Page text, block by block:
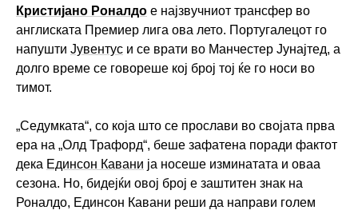
Кристијано Роналдо е најзвучниот трансфер во
англиската Премиер лига ова лето. Португалецот го
напушти Јувентус и се врати во Манчестер Јунајтед, а
долго време се говореше кој број тој ќе го носи во
тимот.
„Седумката“, со која што се прослави во својата прва
ера на „Олд Трафорд“, беше зафатена поради фактот
дека Единсон Кавани ја носеше изминатата и оваа
сезона. Но, бидејќи овој број е заштитен знак на
Роналдо, Единсон Кавани реши да направи голем